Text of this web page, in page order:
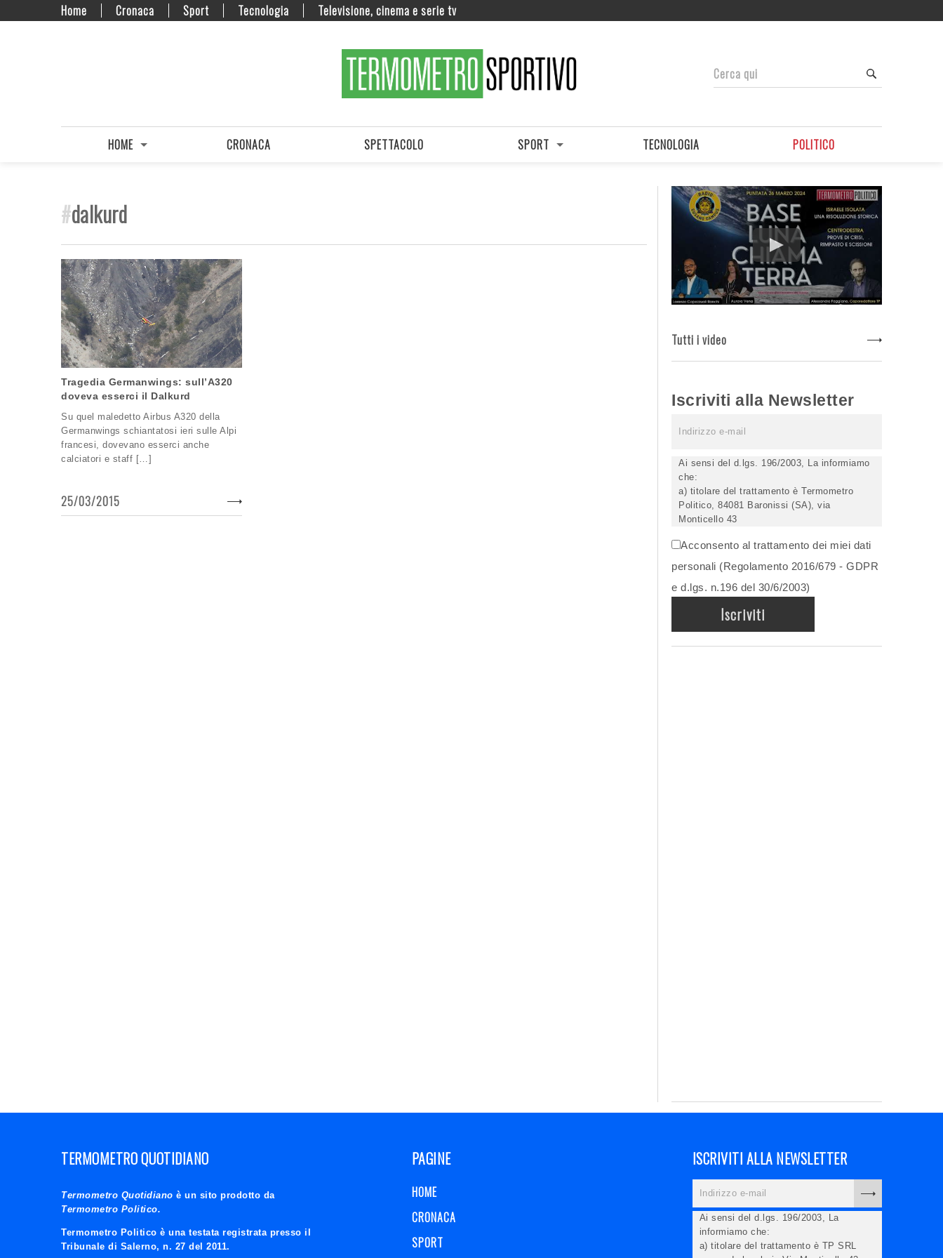
Home Cronaca Sport Tecnologia Televisione, cinema e serie tv
HOME CRONACA SPETTACOLO SPORT TECNOLOGIA POLITICO
#dalkurd
Tragedia Germanwings: sull’A320
doveva esserci il Dalkurd
Su quel maledetto Airbus A320 della
Germanwings schiantatosi ieri sulle Alpi
francesi, dovevano esserci anche
calciatori e staff […]
25/03/2015
Tutti i video
Iscriviti alla Newsletter
Ai sensi del d.lgs. 196/2003, La informiamo
che:
a) titolare del trattamento è Termometro
Politico, 84081 Baronissi (SA), via
Monticello 43
elettronicamente) soltanto dagli incaricati
autorizzati, esclusivamente per dare corso
all'invio della newsletter e per l'invio (anche
via email) di informazioni relative alle
c) la comunicazione dei dati è facoltativa,
ma in mancanza non potremo evadere la
Sua richiesta;
Acconsento al trattamento dei miei dati
personali (Regolamento 2016/679 - GDPR
e d.lgs. n.196 del 30/6/2003)
TERMOMETRO QUOTIDIANO
Termometro Quotidiano è un sito prodotto da
Termometro Politico.
Termometro Politico è una testata registrata presso il
Tribunale di Salerno, n. 27 del 2011.
PAGINE
HOME
CRONACA
SPORT
ISCRIVITI ALLA NEWSLETTER
Ai sensi del d.lgs. 196/2003, La
informiamo che:
a) titolare del trattamento è TP SRL